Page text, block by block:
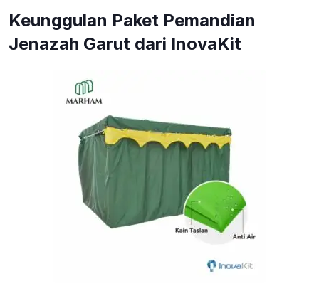
Keunggulan Paket Pemandian
Jenazah Garut dari InovaKit